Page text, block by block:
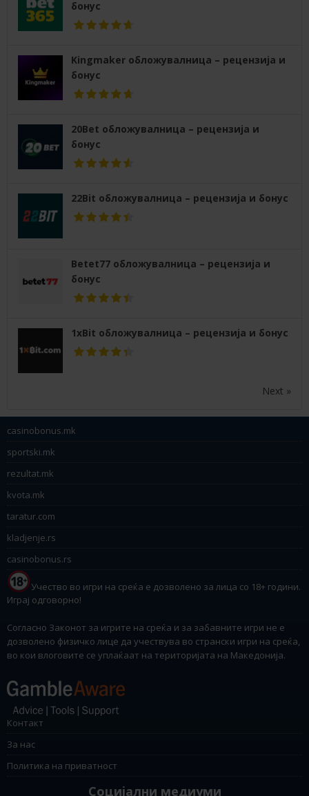
бонус
Kingmaker обложувалница – рецензија и
бонус
20Bet обложувалница – рецензија и
бонус
22Bit обложувалница – рецензија и бонус
Betet77 обложувалница – рецензија и
бонус
1xBit обложувалница – рецензија и бонус
Next »
casinobonus.mk
sportski.mk
rezultat.mk
kvota.mk
taratur.com
kladjenje.rs
casinobonus.rs
Учество во игри на среќа е дозволено за лица со 18+ години.
Играј одговорно!
Согласно Законот за игрите на среќа и за забавните игри не е
дозволено физичко лице да учествува во странски игри на среќа,
во кои влоговите се уплаќаат на територијата на Македонија.
Контакт
За нас
Политика на приватност
Социјални медиуми